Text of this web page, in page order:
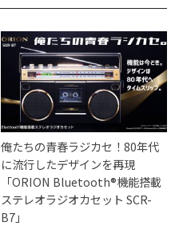
俺たちの青春ラジカセ！80年代
に流行したデザインを再現
「ORION Bluetooth®機能搭載
ステレオラジオカセット SCR-
B7」